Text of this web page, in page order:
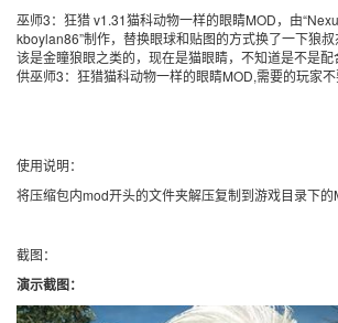
巫师3：狂猎 v1.31猫科动物一样的眼睛MOD，由
kboylan86”制作，替换眼球和贴图的方式换了一下狼
该是金瞳狼眼之类的，现在是猫眼睛，不知道是不是
供巫师3：狂猎猫科动物一样的眼睛MOD,需要的玩家不
使用说明：
将压缩包内mod开头的文件夹解压复制到游戏目录下的
截图：
演示截图：